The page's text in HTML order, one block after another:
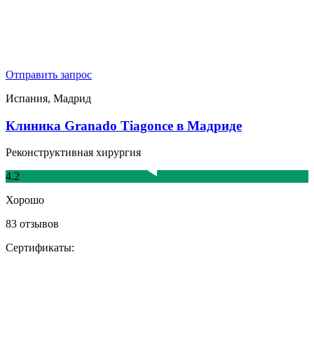
Отправить запрос
Испания, Мадрид
Клиника Granado Tiagonce в Мадриде
Реконструктивная хирургия
4.2
Хорошо
83 отзывов
Сертификаты: